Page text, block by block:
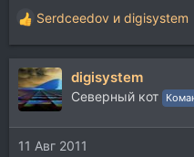
Р
е
а
к
ц
и
и
:
Serdceedov и digisystem
digisystem
Северный кот
11 Авг 2011